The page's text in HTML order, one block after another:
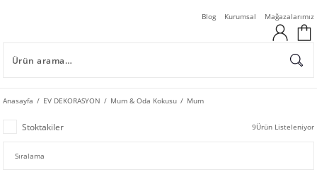
Blog Kurumsal Mağazalarımız
Anasayfa EV DEKORASYON Mum & Oda Kokusu Mum
Stoktakiler 9Ürün Listeleniyor